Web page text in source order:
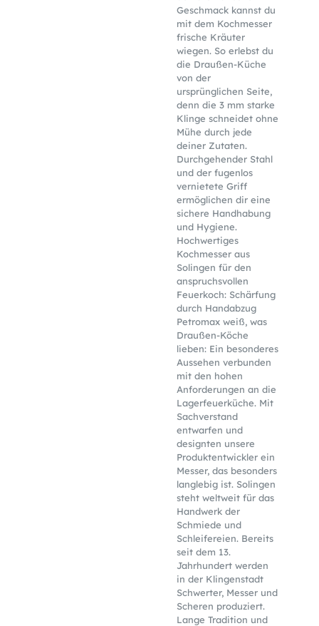
Geschmack kannst du
mit dem Kochmesser
frische Kräuter
wiegen. So erlebst du
die Draußen-Küche
von der
ursprünglichen Seite,
denn die 3 mm starke
Klinge schneidet ohne
Mühe durch jede
deiner Zutaten.
Durchgehender Stahl
und der fugenlos
vernietete Griff
ermöglichen dir eine
sichere Handhabung
und Hygiene.
Hochwertiges
Kochmesser aus
Solingen für den
anspruchsvollen
Feuerkoch: Schärfung
durch Handabzug
Petromax weiß, was
Draußen-Köche
lieben: Ein besonderes
Aussehen verbunden
mit den hohen
Anforderungen an die
Lagerfeuerküche. Mit
Sachverstand
entwarfen und
designten unsere
Produktentwickler ein
Messer, das besonders
langlebig ist. Solingen
steht weltweit für das
Handwerk der
Schmiede und
Schleifereien. Bereits
seit dem 13.
Jahrhundert werden
in der Klingenstadt
Schwerter, Messer und
Scheren produziert.
Lange Tradition und